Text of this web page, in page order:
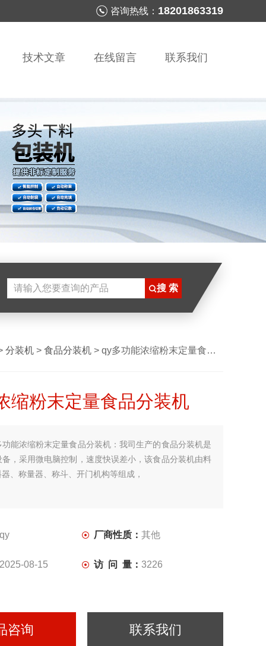
咨询热线： 18201863319
技术文章 在线留言 联系我们
分装机 > 食品分装机 > qy多功能浓缩粉末定量食品分装机
缩粉末定量食品分装机
功能浓缩粉末定量食品分装机：我司生产的食品分装机是
，采用微电脑控制，速度快误差小，该食品分装机由料
、称量器、称斗、开门机构等组成，
qy 厂商性质： 其他
2025-08-15 访 问 量： 3226
咨询 联系我们